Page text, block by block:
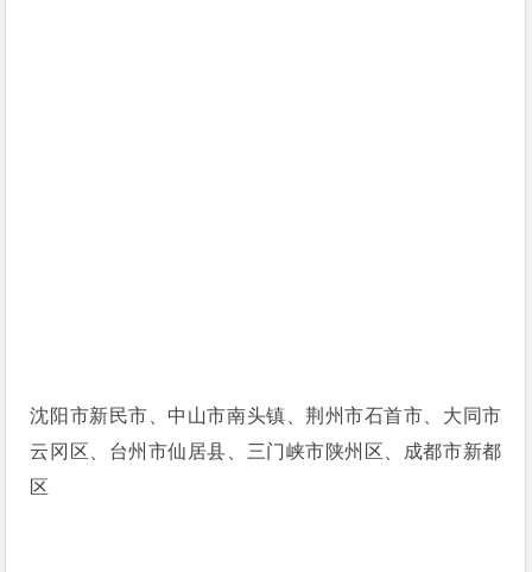
沈阳市新民市、中山市南头镇、荆州市石首市、大同市
云冈区、台州市仙居县、三门峡市陕州区、成都市新都
区